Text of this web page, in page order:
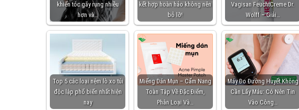
khiến tóc gãy rụng nhiều
hơn và…
kết hợp hoàn hảo không nên
bỏ lỡ!
Vagisan FeuchtCreme Dr.
Wolff – Giải…
Top 5 các loại nệm lò xo túi
độc lập phổ biến nhất hiện
nay
Miếng Dán Mụn – Cẩm Nang
Toàn Tập Về Đặc Điểm,
Phân Loại Và…
Máy Đo Đường Huyết Không
Cần Lấy Máu: Có Nên Tin
Vào Công…